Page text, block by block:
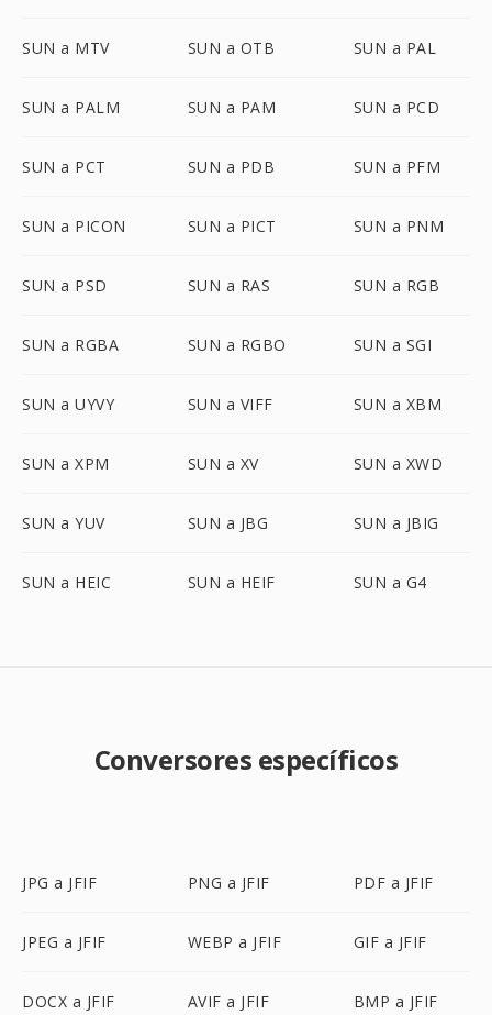
SUN a MTV SUN a OTB SUN a PAL
SUN a PALM SUN a PAM SUN a PCD
SUN a PCT SUN a PDB SUN a PFM
SUN a PICON SUN a PICT SUN a PNM
SUN a PSD SUN a RAS SUN a RGB
SUN a RGBA SUN a RGBO SUN a SGI
SUN a UYVY SUN a VIFF SUN a XBM
SUN a XPM SUN a XV SUN a XWD
SUN a YUV SUN a JBG SUN a JBIG
SUN a HEIC SUN a HEIF SUN a G4
Conversores específicos
JPG a JFIF PNG a JFIF PDF a JFIF
JPEG a JFIF WEBP a JFIF GIF a JFIF
DOCX a JFIF AVIF a JFIF BMP a JFIF